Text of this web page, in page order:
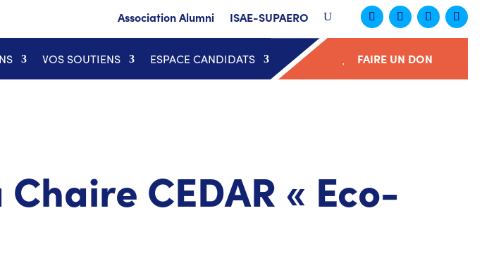
Association Alumni ISAE-SUPAERO
VOS SOUTIENS ESPACE CANDIDATS FAIRE UN DON
CEDAR « Eco-